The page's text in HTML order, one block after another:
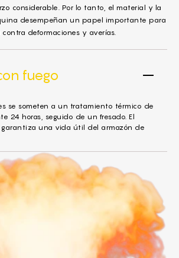
considerable. Por lo tanto, el material y la
desempeñan un papel importante para
deformaciones y averías.
fuego
se someten a un tratamiento térmico de
24 horas, seguido de un fresado. El
garantiza una vida útil del armazón de